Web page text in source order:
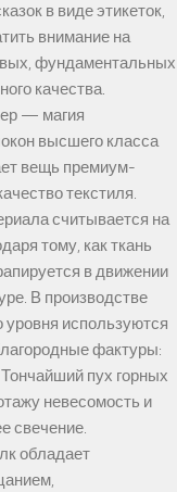
в виде этикеток,
внимание на
фундаментальных
качества.
— магия
высшего класса
вещь премиум-
текстиля.
считывается на
тому, как ткань
в движении
В производстве
используются
фактуры:
пух горных
невесомость и
свечение.
обладает